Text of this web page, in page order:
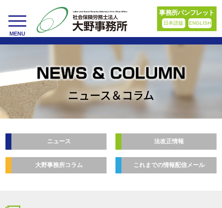
toggle
navigation
MENU
事務所パンフレット
日本語版 ENGLISH
ニュース＆コラム
ニュース 法改正情報
大野事務所コラム これまでの情報配信メール